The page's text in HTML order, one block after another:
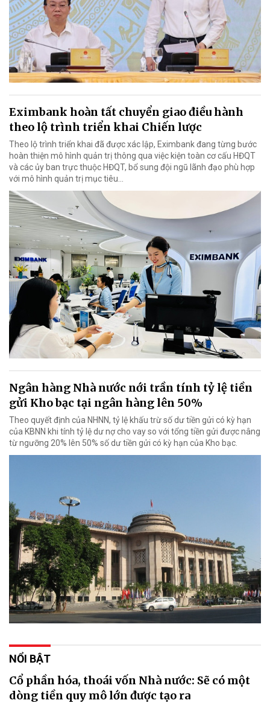
Eximbank hoàn tất chuyển giao điều hành
theo lộ trình triển khai Chiến lược
Theo lộ trình triển khai đã được xác lập, Eximbank đang từng bước
hoàn thiện mô hình quản trị thông qua việc kiện toàn cơ cấu HĐQT
và các ủy ban trực thuộc HĐQT, bổ sung đội ngũ lãnh đạo phù hợp
với mô hình quản trị mục tiêu...
Ngân hàng Nhà nước nới trần tính tỷ lệ tiền
gửi Kho bạc tại ngân hàng lên 50%
Theo quyết định của NHNN, tỷ lệ khấu trừ số dư tiền gửi có kỳ hạn
của KBNN khi tính tỷ lệ dư nợ cho vay so với tổng tiền gửi được nâng
từ ngưỡng 20% lên 50% số dư tiền gửi có kỳ hạn của Kho bạc.
NỔI BẬT
Cổ phần hóa, thoái vốn Nhà nước: Sẽ có một
dòng tiền quy mô lớn được tạo ra